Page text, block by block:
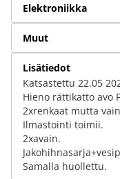
Elektroniikka
Muut
Lisätiedot
Katsastettu 22.05
Hieno rättikatto avo
2xrenkaat mutta
Ilmastointi toimii.
2xavain.
Samalla huollettu.